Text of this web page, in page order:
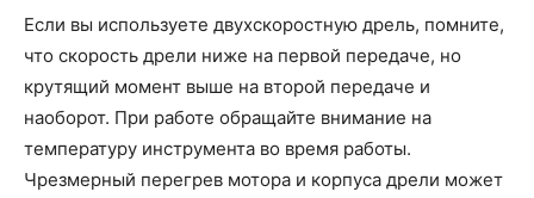
Если вы используете двухскоростную дрель, помните,
что скорость дрели ниже на первой передаче, но
крутящий момент выше на второй передаче и
наоборот. При работе обращайте внимание на
температуру инструмента во время работы.
Чрезмерный перегрев мотора и корпуса дрели может